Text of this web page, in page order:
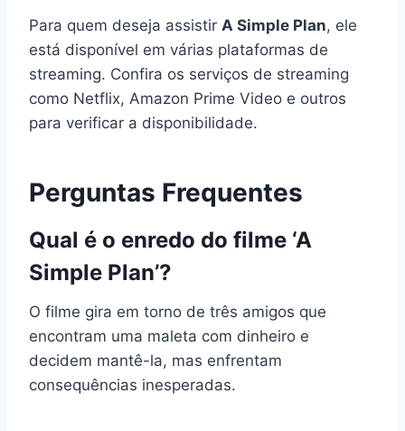
Para quem deseja assistir A Simple Plan, ele
está disponível em várias plataformas de
streaming. Confira os serviços de streaming
como Netflix, Amazon Prime Video e outros
para verificar a disponibilidade.
Perguntas Frequentes
Qual é o enredo do filme ‘A
Simple Plan’?
O filme gira em torno de três amigos que
encontram uma maleta com dinheiro e
decidem mantê-la, mas enfrentam
consequências inesperadas.